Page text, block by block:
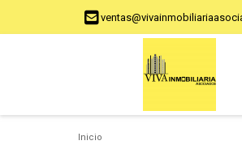
Inicio